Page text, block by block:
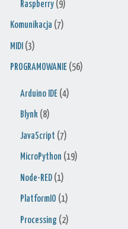
Raspberry (9)
Komunikacja (7)
MIDI (3)
PROGRAMOWANIE (56)
Arduino IDE (4)
Blynk (8)
JavaScript (7)
MicroPython (19)
Node-RED (1)
PlatformIO (1)
Processing (2)